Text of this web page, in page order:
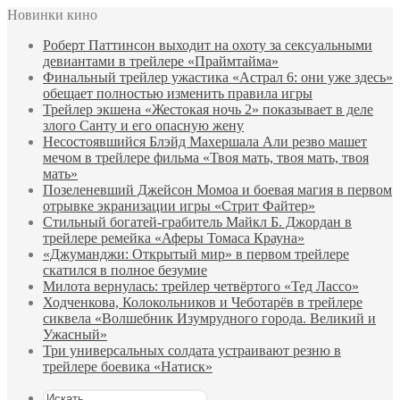
Новинки кино
Роберт Паттинсон выходит на охоту за сексуальными
девиантами в трейлере «Праймтайма»
Финальный трейлер ужастика «Астрал 6: они уже здесь»
обещает полностью изменить правила игры
Трейлер экшена «Жестокая ночь 2» показывает в деле
злого Санту и его опасную жену
Несостоявшийся Блэйд Махершала Али резво машет
мечом в трейлере фильма «Твоя мать, твоя мать, твоя
мать»
Позеленевший Джейсон Момоа и боевая магия в первом
отрывке экранизации игры «Стрит Файтер»
Стильный богатей-грабитель Майкл Б. Джордан в
трейлере ремейка «Аферы Томаса Крауна»
«Джуманджи: Открытый мир» в первом трейлере
скатился в полное безумие
Милота вернулась: трейлер четвёртого «Тед Лассо»
Ходченкова, Колокольников и Чеботарёв в трейлере
сиквела «Волшебник Изумрудного города. Великий и
Ужасный»
Три универсальных солдата устраивают резню в
трейлере боевика «Натиск»